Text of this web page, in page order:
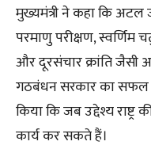
मुख्यमंत्री ने कहा कि
परमाणु परीक्षण, स्वर्णिम
और दूरसंचार क्रांति जैसी
गठबंधन सरकार का सफल
किया कि जब उद्देश्य
कार्य कर सकते हैं।